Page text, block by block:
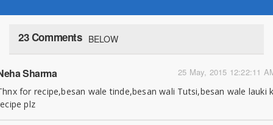
23 Comments BELOW
25 May, 2015 12:22:11
Sharma
for recipe,besan wale tinde,besan wali Tutsi,besan wale lauki
plz